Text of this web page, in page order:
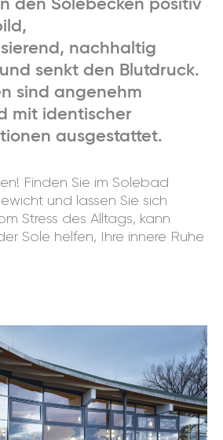
den Solebecken positiv
nachhaltig
senkt den Blutdruck.
sind angenehm
mit identischer
ausgestattet.
Finden Sie im Solebad
und lassen Sie sich
Stress des Alltags, kann
Sole helfen, Ihre innere Ruhe